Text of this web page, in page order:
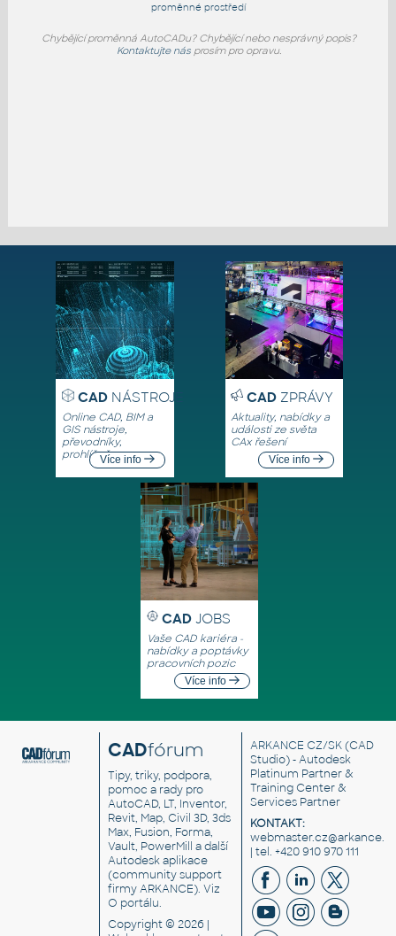
proměnné prostředí
Chybějící proměnná AutoCADu? Chybějící nebo nesprávný popis?
Kontaktujte násprosím pro opravu.
CADNÁSTROJE
Online CAD, BIM a
GIS nástroje,
převodníky,
prohlížečeVíce info
CADZPRÁVY
Aktuality, nabídky a
události ze světa
CAx řešení
Více info
CAD JOBS
Vaše CAD kariéra -
nabídky a poptávky
pracovních pozic
Více info
CADfórum
Tipy, triky, podpora,
pomoc a rady pro
AutoCAD, LT, Inventor,
Revit, Map, Civil 3D, 3ds
Max, Fusion, Forma,
Vault, PowerMill a další
Autodesk aplikace
(community support
firmy ARKANCE). Viz
O portálu.
Copyright © 2026 |
ARKANCE CZ/SK(CAD
Studio) - Autodesk
Platinum Partner &
Training Center &
Services Partner
KONTAKT:
| tel. +420 910 970 111